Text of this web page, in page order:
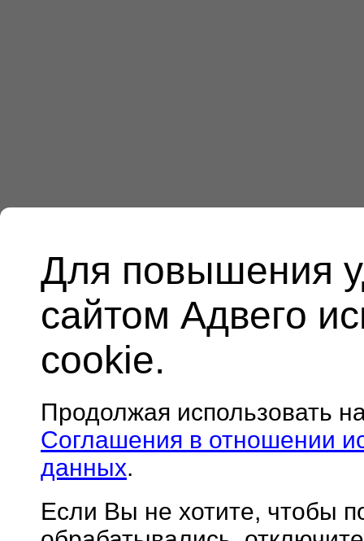
Для повышения
сайтом Адвего
cookie.
Продолжая использовать
Соглашения в отношении
данных.
Если Вы не хотите, чтобы